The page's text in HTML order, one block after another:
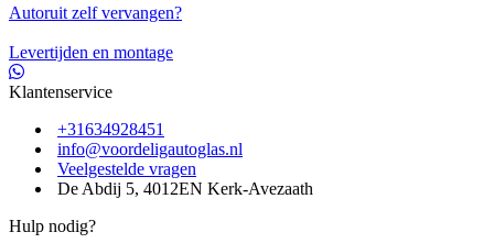
Autoruit zelf vervangen?
Levertijden en montage
Klantenservice
+31634928451
info@voordeligautoglas.nl
Veelgestelde vragen
De Abdij 5, 4012EN Kerk-Avezaath
Hulp nodig?